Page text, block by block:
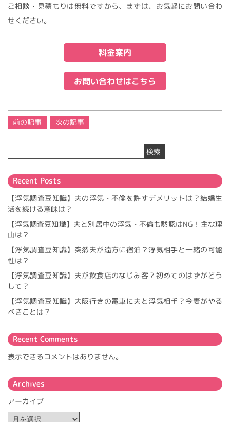
ご相談・見積もりは無料ですから、まずは、お気軽にお問い合わ
せください。
料金案内
お問い合わせはこちら
投
稿
ナ
ー
シ
ョ
ン
前の記事 次の記事
検索
Recent Posts
【浮気調査豆知識】夫の浮気・不倫を許すデメリットは？結婚生
活を続ける意味は？
【浮気調査豆知識】夫と別居中の浮気・不倫も黙認はNG！主な理
由は？
【浮気調査豆知識】突然夫が遠方に宿泊？浮気相手と一緒の可能
性は？
【浮気調査豆知識】夫が飲食店のなじみ客？初めてのはずがどう
して？
【浮気調査豆知識】大阪行きの電車に夫と浮気相手？今妻がやる
べきことは？
Recent Comments
表示できるコメントはありません。
Archives
アーカイブ